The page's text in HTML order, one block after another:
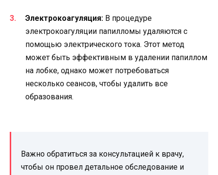
Электрокоагуляция: В процедуре
электрокоагуляции папилломы удаляются с
помощью электрического тока. Этот метод
может быть эффективным в удалении папиллом
на лобке, однако может потребоваться
несколько сеансов, чтобы удалить все
образования.
Важно обратиться за консультацией к врачу,
чтобы он провел детальное обследование и